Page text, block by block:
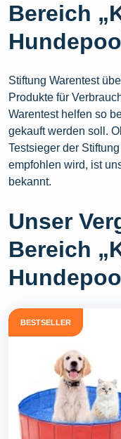
Bereich
Stiftung Warentest
Produkte für
Warentest helfen so
gekauft werden soll.
Testsieger der
empfohlen wird, ist
bekannt.
Unser
Bereich
BESTSELLER